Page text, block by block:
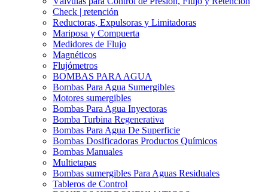
Check | retención
Reductoras, Expulsoras y Limitadoras
Mariposa y Compuerta
Medidores de Flujo
Magnéticos
Flujómetros
BOMBAS PARA AGUA
Bombas Para Agua Sumergibles
Motores sumergibles
Bombas Para Agua Inyectoras
Bomba Turbina Regenerativa
Bombas Para Agua De Superficie
Bombas Dosificadoras Productos Químicos
Bombas Manuales
Multietapas
Bombas sumergibles Para Aguas Residuales
Tableros de Control